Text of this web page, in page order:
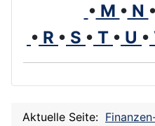
• M • N •
• R • S • T • U •
Aktuelle Seite: